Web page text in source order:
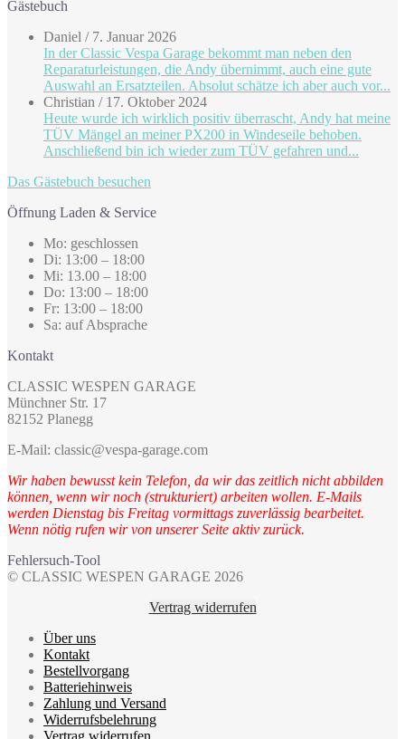
Gästebuch
Daniel / 7. Januar 2026
In der Classic Vespa Garage bekommt man neben den
Reparaturleistungen, die Andy übernimmt, auch eine gute
Auswahl an Ersatzteilen. Absolut schätze ich aber auch vor...
Christian / 17. Oktober 2024
Heute wurde ich wirklich positiv überrascht, Andy hat meine
TÜV Mängel an meiner PX200 in Windeseile behoben.
Anschließend bin ich wieder zum TÜV gefahren und...
Das Gästebuch besuchen
Öffnung Laden & Service
Mo: geschlossen
Di: 13:00 – 18:00
Mi: 13.00 – 18:00
Do: 13:00 – 18:00
Fr: 13:00 – 18:00
Sa: auf Absprache
Kontakt
CLASSIC WESPEN GARAGE
Münchner Str. 17
82152 Planegg
E-Mail: classic@vespa-garage.com
Wir haben bewusst kein Telefon, da wir das zeitlich nicht abbilden
können, wenn wir noch (strukturiert) arbeiten wollen. E-Mails
werden Dienstag bis Freitag vormittags zuverlässig bearbeitet.
Wenn nötig rufen wir von unserer Seite aktiv zurück.
Fehlersuch-Tool
© CLASSIC WESPEN GARAGE 2026
Vertrag widerrufen
Über uns
Kontakt
Bestellvorgang
Batteriehinweis
Zahlung und Versand
Widerrufsbelehrung
Vertrag widerrufen